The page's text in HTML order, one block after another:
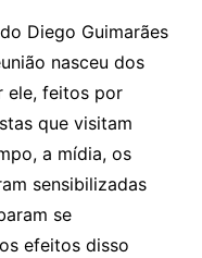
Diego Guimarães
nasceu dos
ele, feitos por
que visitam
a mídia, os
sensibilizadas
se
efeitos disso